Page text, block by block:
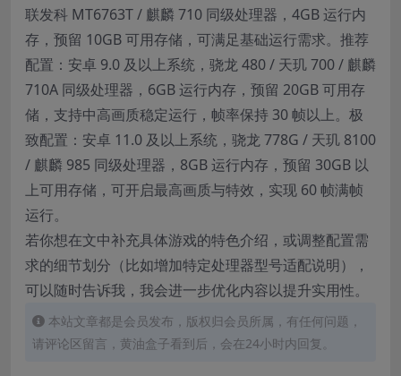
联发科 MT6763T / 麒麟 710 同级处理器，4GB 运行内
存，预留 10GB 可用存储，可满足基础运行需求。推荐
配置：安卓 9.0 及以上系统，骁龙 480 / 天玑 700 / 麒麟
710A 同级处理器，6GB 运行内存，预留 20GB 可用存
储，支持中高画质稳定运行，帧率保持 30 帧以上。极
致配置：安卓 11.0 及以上系统，骁龙 778G / 天玑 8100
/ 麒麟 985 同级处理器，8GB 运行内存，预留 30GB 以
上可用存储，可开启最高画质与特效，实现 60 帧满帧
运行。
若你想在文中补充具体游戏的特色介绍，或调整配置需
求的细节划分（比如增加特定处理器型号适配说明），
可以随时告诉我，我会进一步优化内容以提升实用性。
本站文章都是会员发布，版权归会员所属，有任何问题，
请评论区留言，黄油盒子看到后，会在24小时内回复。